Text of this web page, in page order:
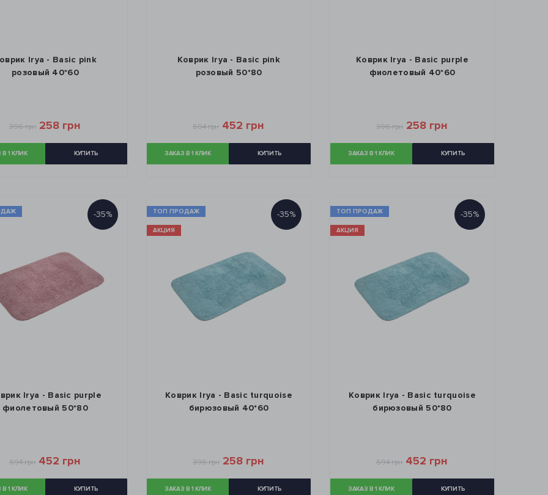
Irya - Basic pink
розовый 40*60
396 грн 258 грн
В 1 КЛИК КУПИТЬ
Коврик Irya - Basic pink
розовый 50*80
694 грн 452 грн
ЗАКАЗ В 1 КЛИК КУПИТЬ
Коврик Irya - Basic purple
фиолетовый 40*60
396 грн 258 грн
ЗАКАЗ В 1 КЛИК КУПИТЬ
-35%
Irya - Basic purple
фиолетовый 50*80
694 грн 452 грн
В 1 КЛИК КУПИТЬ
ТОП ПРОДАЖ
АКЦИЯ
-35%
Коврик Irya - Basic turquoise
бирюзовый 40*60
396 грн 258 грн
ЗАКАЗ В 1 КЛИК КУПИТЬ
ТОП ПРОДАЖ
АКЦИЯ
-35%
Коврик Irya - Basic turquoise
бирюзовый 50*80
694 грн 452 грн
ЗАКАЗ В 1 КЛИК КУПИТЬ